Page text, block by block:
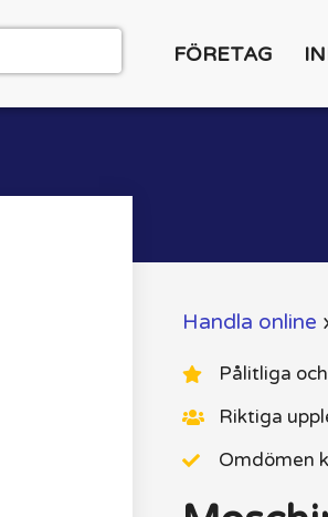
FÖRETAG
Handla online
Pålitliga
Riktiga
Omdömen